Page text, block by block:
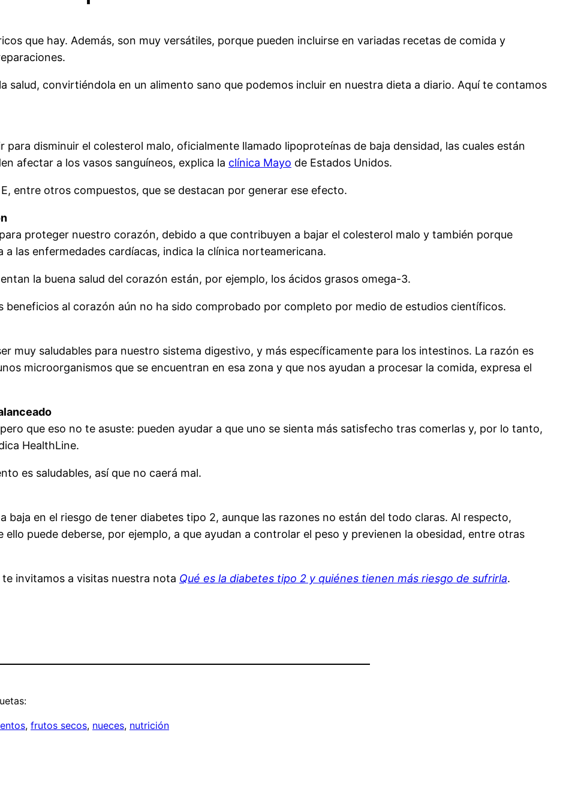
que hay. Además, son muy versátiles, porque pueden incluirse en variadas recetas de comida y
salud, convirtiéndola en un alimento sano que podemos incluir en nuestra dieta a diario. Aquí te contamos
disminuir el colesterol malo, oficialmente llamado lipoproteínas de baja densidad, las cuales están
afectar a los vasos sanguíneos, explica la clínica Mayo de Estados Unidos.
entre otros compuestos, que se destacan por generar ese efecto.
proteger nuestro corazón, debido a que contribuyen a bajar el colesterol malo y también porque
las enfermedades cardíacas, indica la clínica norteamericana.
la buena salud del corazón están, por ejemplo, los ácidos grasos omega-3.
beneficios al corazón aún no ha sido comprobado por completo por medio de estudios científicos.
muy saludables para nuestro sistema digestivo, y más específicamente para los intestinos. La razón es
microorganismos que se encuentran en esa zona y que nos ayudan a procesar la comida, expresa el
que eso no te asuste: pueden ayudar a que uno se sienta más satisfecho tras comerlas y, por lo tanto,
HealthLine.
es saludables, así que no caerá mal.
baja en el riesgo de tener diabetes tipo 2, aunque las razones no están del todo claras. Al respecto,
ello puede deberse, por ejemplo, a que ayudan a controlar el peso y previenen la obesidad, entre otras
invitamos a visitas nuestra nota Qué es la diabetes tipo 2 y quiénes tienen más riesgo de sufrirla.
, frutos secos, nueces, nutrición